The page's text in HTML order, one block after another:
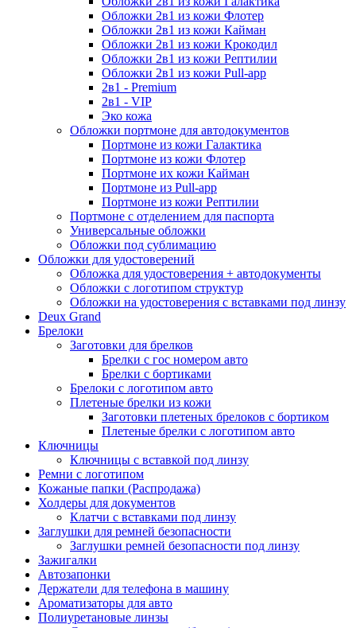
Обложки 2в1 из кожи Флотер
Обложки 2в1 из кожи Кайман
Обложки 2в1 из кожи Крокодил
Обложки 2в1 из кожи Рептилии
Обложки 2в1 из кожи Pull-app
2в1 - Premium
2в1 - VIP
Эко кожа
Обложки портмоне для автодокументов
Портмоне из кожи Галактика
Портмоне из кожи Флотер
Портмоне их кожи Кайман
Портмоне из Pull-app
Портмоне из кожи Рептилии
Портмоне с отделением для паспорта
Универсальные обложки
Обложки под сублимацию
Обложки для удостоверений
Обложка для удостоверения + автодокументы
Обложки с логотипом структур
Обложки на удостоверения с вставками под линзу
Deux Grand
Брелоки
Заготовки для брелков
Брелки с гос номером авто
Брелки с бортиками
Брелоки с логотипом авто
Плетеные брелки из кожи
Заготовки плетеных брелоков с бортиком
Плетеные брелки с логотипом авто
Ключницы
Ключницы с вставкой под линзу
Ремни с логотипом
Кожаные папки (Распродажа)
Холдеры для документов
Клатчи с вставками под линзу
Заглушки для ремней безопасности
Заглушки ремней безопасности под линзу
Зажигалки
Автозапонки
Держатели для телефона в машину
Ароматизаторы для авто
Полиуретановые линзы